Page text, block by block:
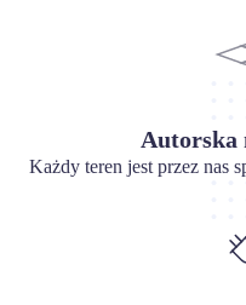
Autorska
Każdy teren jest przez nas